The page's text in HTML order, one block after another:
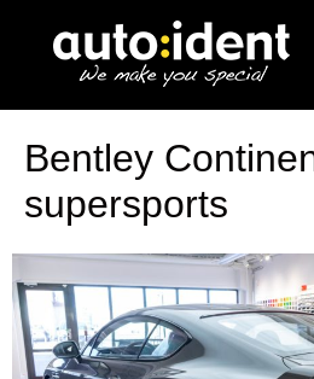
Bentley
supersports